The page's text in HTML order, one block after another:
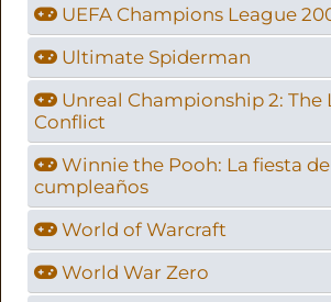
UEFA Champions League
Ultimate Spiderman
Unreal Championship 2: The
Conflict
Winnie the Pooh: La fiesta de
cumpleaños
World of Warcraft
World War Zero